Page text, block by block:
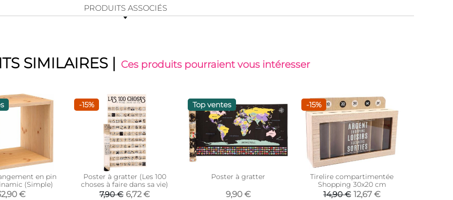
PRODUITS ASSOCIÉS
SIMILAIRES | Ces produits pourraient vous intéresser
en pin
(Simple)
€
-15%
Poster à gratter (Les 100
choses à faire dans sa vie)
7,90 € 6,72 €
Top ventes
Poster à gratter
9,90 €
-15%
Tirelire compartimentée
Shopping 30x20 cm
14,90 € 12,67 €